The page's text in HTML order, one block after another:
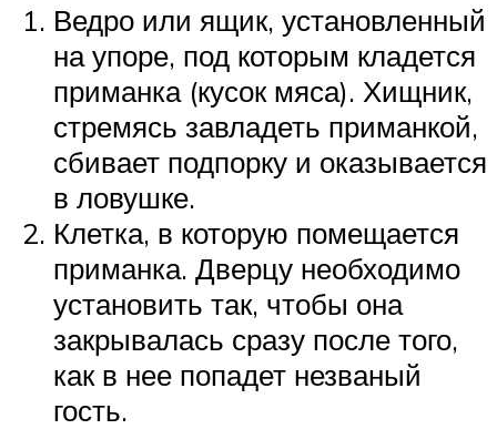
Ведро или ящик, установленный
на упоре, под которым кладется
приманка (кусок мяса). Хищник,
стремясь завладеть приманкой,
сбивает подпорку и оказывается
в ловушке.
Клетка, в которую помещается
приманка. Дверцу необходимо
установить так, чтобы она
закрывалась сразу после того,
как в нее попадет незваный
гость.